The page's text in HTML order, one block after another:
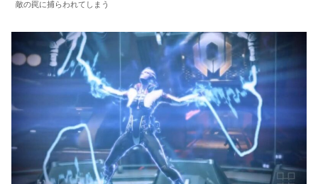
敵の罠に捕らわれてしまう